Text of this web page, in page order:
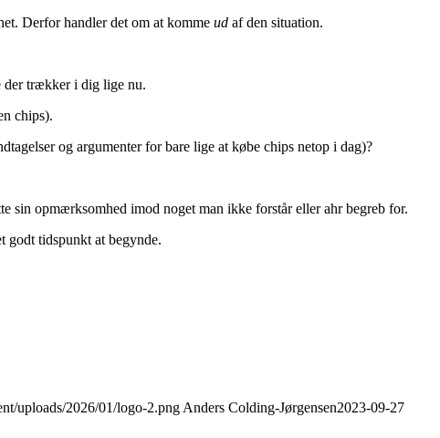
Derfor handler det om at komme ud af den situation.
der trækker i dig lige nu.
chips).
og argumenter for bare lige at købe chips netop i dag)?
sin opmærksomhed imod noget man ikke forstår eller ahr begreb for.
godt tidspunkt at begynde.
uploads/2026/01/logo-2.png Anders Colding-Jørgensen2023-09-27